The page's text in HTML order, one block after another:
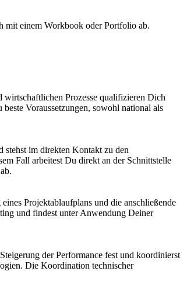
mit einem Workbook oder Portfolio ab.
wirtschaftlichen Prozesse qualifizieren Dich
Voraussetzungen, sowohl national als
stehst im direkten Kontakt zu den
Fall arbeitest Du direkt an der Schnittstelle
Projektablaufplans und die anschließende
und findest unter Anwendung Deiner
der Performance fest und koordinierst
Die Koordination technischer